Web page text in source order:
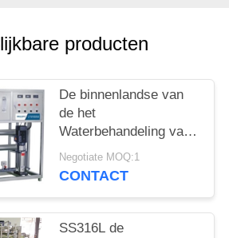
producten
De binnenlandse van
de het
Waterbehandeling van
SS316L 0.5T RO van
het Materiaalro
Negotiate MOQ:1
CONTACT
SS316L de